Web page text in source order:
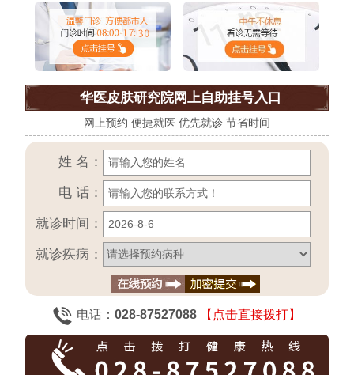
华医皮肤研究院网上自助挂号入口
网上预约 便捷就医 优先就诊 节省时间
姓 名：
电 话：
就诊时间：
就诊疾病：
电话： 028-87527088 【点击直接拨打】